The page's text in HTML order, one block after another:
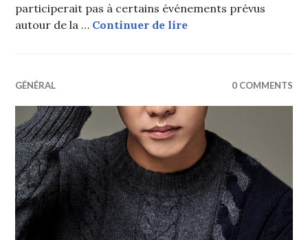
participerait pas à certains événements prévus
autour de la … Continuer de lireStray Kids :
GÉNÉRAL 0 COMMENTS